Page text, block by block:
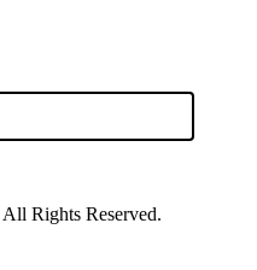
Rights Reserved.